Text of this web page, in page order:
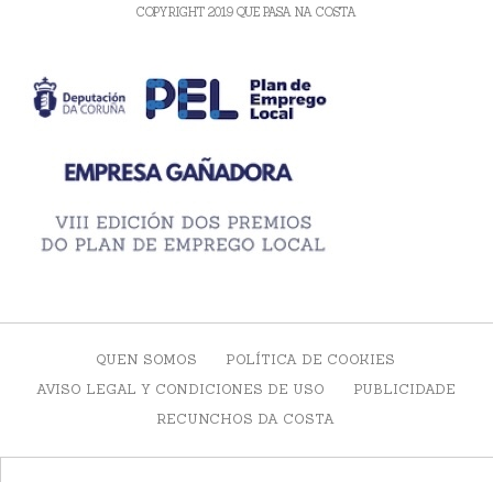
COPYRIGHT 2019 QUE PASA NA COSTA
QUEN SOMOS
POLÍTICA DE COOKIES
AVISO LEGAL Y CONDICIONES DE USO
PUBLICIDADE
RECUNCHOS DA COSTA